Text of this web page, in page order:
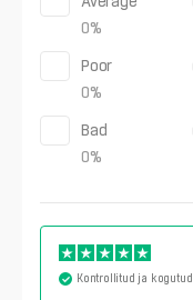
0%
Poor
0%
Bad
0%
Kontrollitud ja